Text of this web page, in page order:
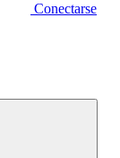
Conectarse